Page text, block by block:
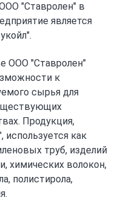
"Ставролен" в
является
ООО "Ставролен"
к
сырья для
Продукция,
как
труб, изделий
химических волокон,
полистирола,